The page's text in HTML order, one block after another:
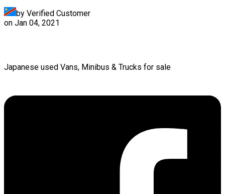
by Verified Customer
on Jan 04, 2021
Japanese used Vans, Minibus & Trucks for sale